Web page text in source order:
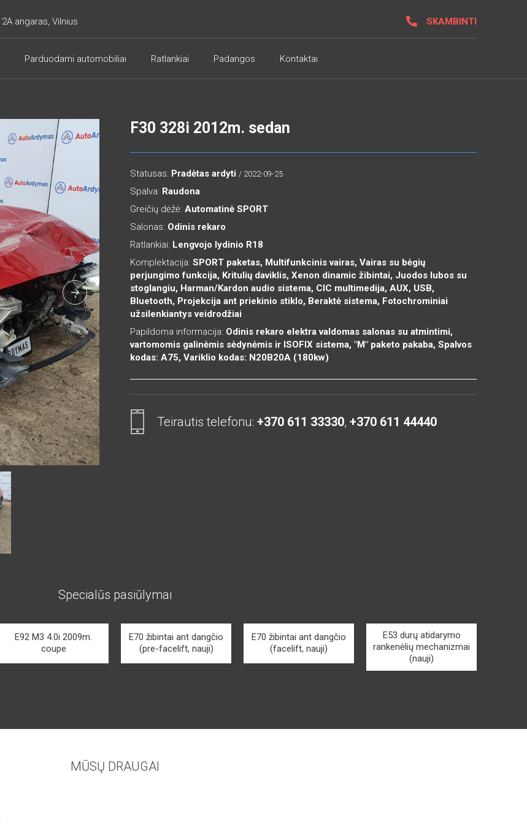
angaras, Vilnius SKAMBINTI
Parduodami automobiliai Ratlankiai Padangos Kontaktai
F30 328i 2012m. sedan
Statusas: Pradėtas ardyti / 2022-09-25
Spalva: Raudona
Greičių dėžė: Automatinė SPORT
Salonas: Odinis rekaro
Ratlankiai: Lengvojo lydinio R18
Komplektacija: SPORT paketas, Multifunkcinis vairas, Vairas su bėgių
perjungimo funkcija, Kritulių daviklis, Xenon dinamic žibintai, Juodos lubos su
stoglangiu, Harman/Kardon audio sistema, CIC multimedija, AUX, USB,
Bluetooth, Projekcija ant priekinio stiklo, Beraktė sistema, Fotochrominiai
užsilenkiantys veidrodžiai
Papildoma informacija: Odinis rekaro elektra valdomas salonas su atmintimi,
vartomomis galinėmis sėdynėmis ir ISOFIX sistema, "M" paketo pakaba, Spalvos
kodas: A75, Variklio kodas: N20B20A (180kw)
Teirautis telefonu: +370 611 33330, +370 611 44440
Specialūs pasiūlymai
E92 M3 4.0i 2009m.
coupe
E70 žibintai ant dangčio
(pre-facelift, nauji)
E70 žibintai ant dangčio
(facelift, nauji)
E53 durų atidarymo
rankenėlių mechanizmai
(nauji)
MŪSŲ DRAUGAI